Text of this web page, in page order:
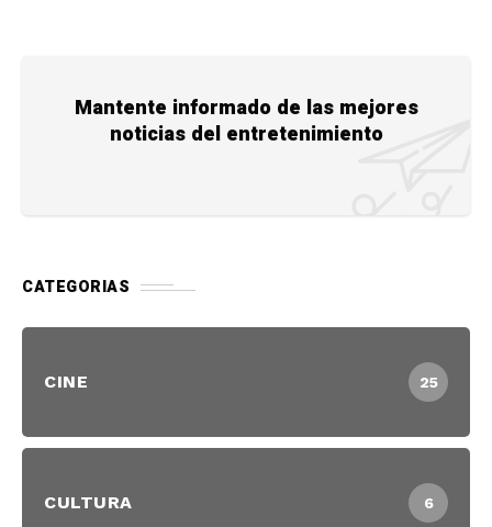
Mantente informado de las mejores
noticias del entretenimiento
CATEGORIAS
CINE 25
CULTURA 6